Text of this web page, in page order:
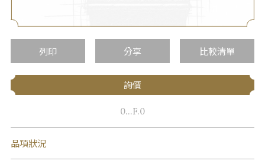
列印 分享 比較清單
詢價
0...F.0
品項狀況